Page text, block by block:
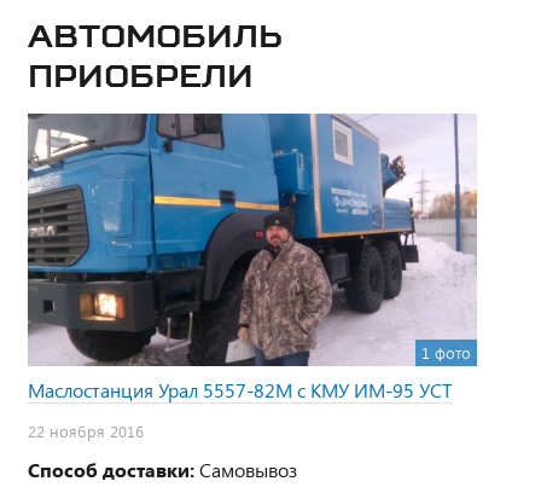
Автомобиль
приобрели
1 фото
Маслостанция Урал 5557-82М с КМУ ИМ-95 УСТ
22 ноября 2016
Способ доставки:Самовывоз